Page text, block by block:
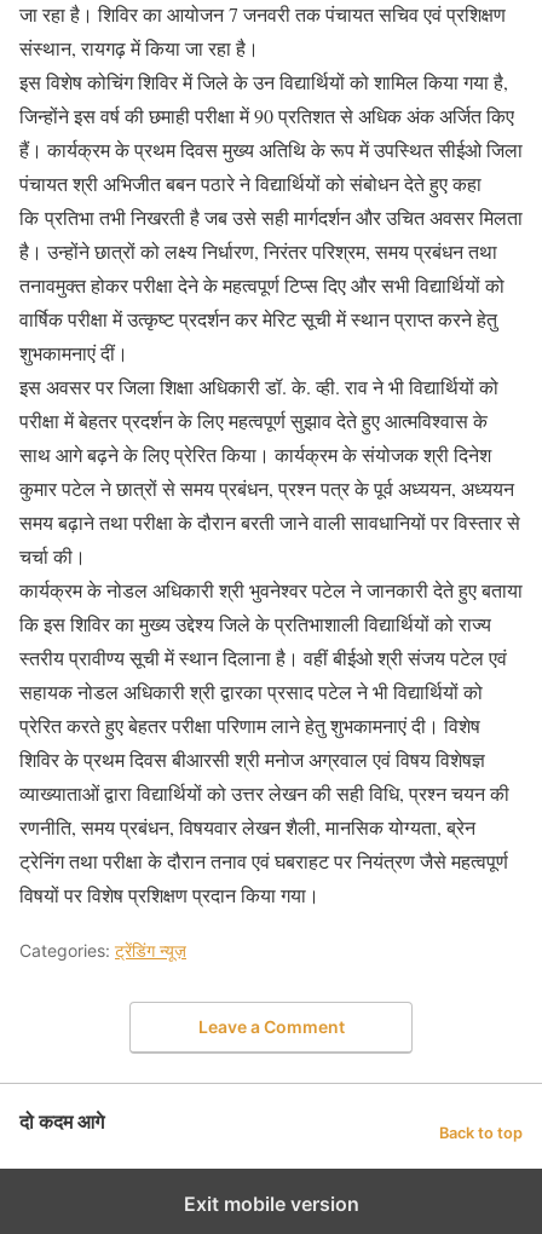
जा रहा है। शिविर का आयोजन 7 जनवरी तक पंचायत सचिव एवं प्रशिक्षण
संस्थान, रायगढ़ में किया जा रहा है।
इस विशेष कोचिंग शिविर में जिले के उन विद्यार्थियों को शामिल किया गया है,
जिन्होंने इस वर्ष की छमाही परीक्षा में 90 प्रतिशत से अधिक अंक अर्जित किए
हैं। कार्यक्रम के प्रथम दिवस मुख्य अतिथि के रूप में उपस्थित सीईओ जिला
पंचायत श्री अभिजीत बबन पठारे ने विद्यार्थियों को संबोधन देते हुए कहा
कि प्रतिभा तभी निखरती है जब उसे सही मार्गदर्शन और उचित अवसर मिलता
है। उन्होंने छात्रों को लक्ष्य निर्धारण, निरंतर परिश्रम, समय प्रबंधन तथा
तनावमुक्त होकर परीक्षा देने के महत्वपूर्ण टिप्स दिए और सभी विद्यार्थियों को
वार्षिक परीक्षा में उत्कृष्ट प्रदर्शन कर मेरिट सूची में स्थान प्राप्त करने हेतु
शुभकामनाएं दीं।
इस अवसर पर जिला शिक्षा अधिकारी डॉ. के. व्ही. राव ने भी विद्यार्थियों को
परीक्षा में बेहतर प्रदर्शन के लिए महत्वपूर्ण सुझाव देते हुए आत्मविश्वास के
साथ आगे बढ़ने के लिए प्रेरित किया। कार्यक्रम के संयोजक श्री दिनेश
कुमार पटेल ने छात्रों से समय प्रबंधन, प्रश्न पत्र के पूर्व अध्ययन, अध्ययन
समय बढ़ाने तथा परीक्षा के दौरान बरती जाने वाली सावधानियों पर विस्तार से
चर्चा की।
कार्यक्रम के नोडल अधिकारी श्री भुवनेश्वर पटेल ने जानकारी देते हुए बताया
कि इस शिविर का मुख्य उद्देश्य जिले के प्रतिभाशाली विद्यार्थियों को राज्य
स्तरीय प्रावीण्य सूची में स्थान दिलाना है। वहीं बीईओ श्री संजय पटेल एवं
सहायक नोडल अधिकारी श्री द्वारका प्रसाद पटेल ने भी विद्यार्थियों को
प्रेरित करते हुए बेहतर परीक्षा परिणाम लाने हेतु शुभकामनाएं दी। विशेष
शिविर के प्रथम दिवस बीआरसी श्री मनोज अग्रवाल एवं विषय विशेषज्ञ
व्याख्याताओं द्वारा विद्यार्थियों को उत्तर लेखन की सही विधि, प्रश्न चयन की
रणनीति, समय प्रबंधन, विषयवार लेखन शैली, मानसिक योग्यता, ब्रेन
ट्रेनिंग तथा परीक्षा के दौरान तनाव एवं घबराहट पर नियंत्रण जैसे महत्वपूर्ण
विषयों पर विशेष प्रशिक्षण प्रदान किया गया।
Categories: ट्रेंडिंग न्यूज़
Leave a Comment
दो कदम आगे Back to top
Exit mobile version